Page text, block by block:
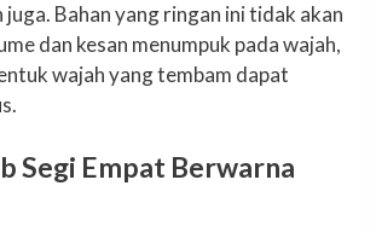
Bahan yang ringan ini tidak akan
dan kesan menumpuk pada wajah,
wajah yang tembam dapat
Segi Empat Berwarna